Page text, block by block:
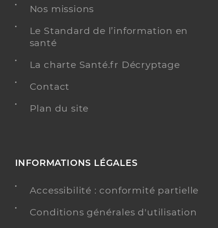
Nos missions
Le Standard de l’information en
santé
La charte Santé.fr Décryptage
Contact
Plan du site
INFORMATIONS LÉGALES
Accessibilité : conformité partielle
Conditions générales d'utilisation